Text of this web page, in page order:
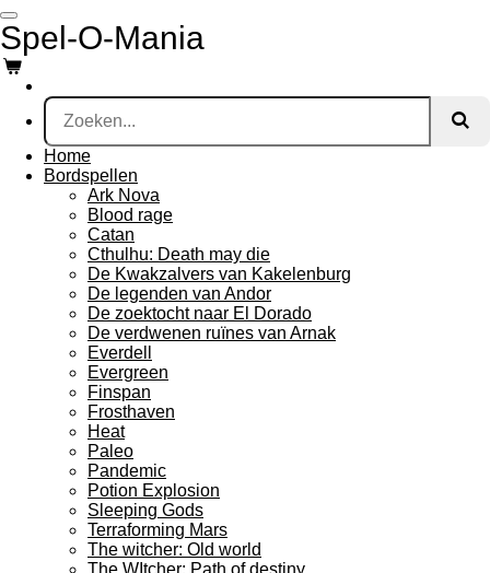
Ga
direct
naar
de
hoofdinhoud
Spel-O-Mania
Home
Bordspellen
Ark Nova
Blood rage
Catan
Cthulhu: Death may die
De Kwakzalvers van Kakelenburg
De legenden van Andor
De zoektocht naar El Dorado
De verdwenen ruïnes van Arnak
Everdell
Evergreen
Finspan
Frosthaven
Heat
Paleo
Pandemic
Potion Explosion
Sleeping Gods
Terraforming Mars
The witcher: Old world
The WItcher: Path of destiny